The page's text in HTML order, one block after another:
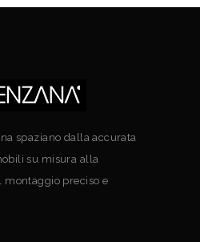
spaziano dalla accurata
su misura alla
montaggio preciso e